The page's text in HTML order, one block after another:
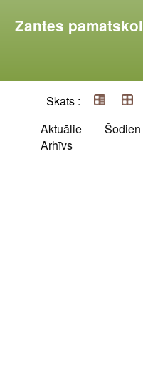
Zantes
Skats :
Aktuālie
Šodien
Arhīvs